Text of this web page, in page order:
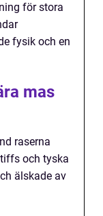
för stora
fysik och en
mas
raserna
och tyska
älskade av